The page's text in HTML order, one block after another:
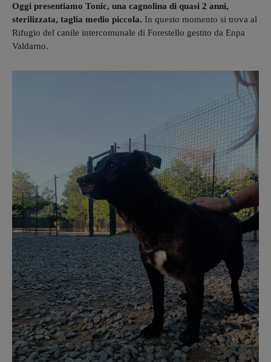
Oggi presentiamo Tonic, una cagnolina di quasi 2 anni,
sterilizzata, taglia medio piccola. In questo momento si trova al
Rifugio del canile intercomunale di Forestello gestito da Enpa
Valdarno.